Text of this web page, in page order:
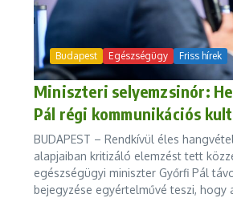
Budapest Egészségügy Friss hírek
Miniszteri selyemzsinór:
Pál régi kommunikációs
BUDAPEST – Rendkívül éles
alapjaiban kritizáló elemzést tett
egészségügyi miniszter Győrfi Pál
bejegyzése egyértelművé teszi,